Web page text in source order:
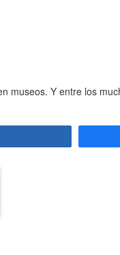
museos. Y entre los